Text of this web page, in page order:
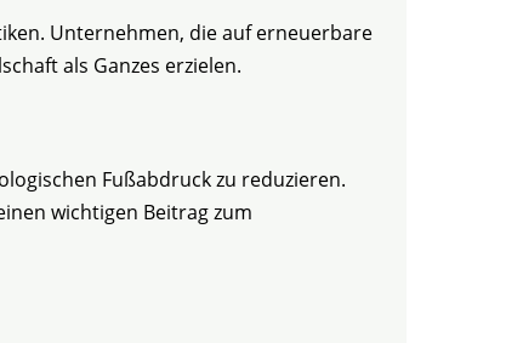
Unternehmen, die auf erneuerbare
als Ganzes erzielen.
Fußabdruck zu reduzieren.
wichtigen Beitrag zum